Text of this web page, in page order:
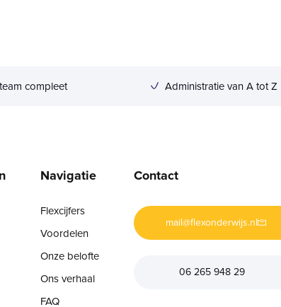
compleet Administratie van A tot Z
Navigatie
Flexcijfers
Voordelen
Onze belofte
Ons verhaal
FAQ
Contact
mail@flexonderwijs.nl
06 265 948 29